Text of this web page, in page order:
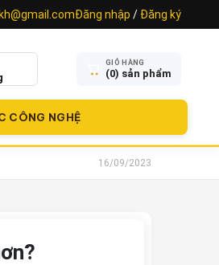
Đăng nhập / Đăng ký
GIỎ HÀNG
(0) sản phẩm
CÔNG NGHỆ
16/09/2023